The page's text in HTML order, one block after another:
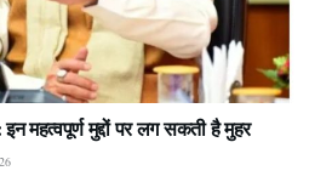
महत्वपूर्ण मुद्दों पर लग सकती है मुहर